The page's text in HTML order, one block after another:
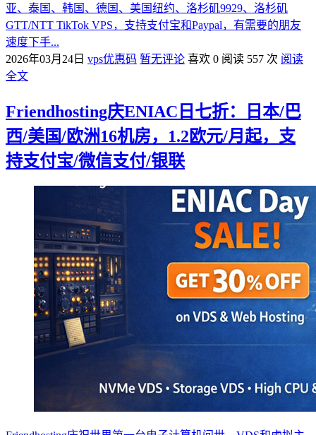
亚、泰国、韩国、德国、美国纽约、洛杉矶9929、洛杉矶
GTT/NTT TikTok VPS，支持支付宝和Paypal，有需要的朋友
速度下手...
2026年03月24日 vps优惠码 暂无评论 喜欢 0 阅读 557 次 阅读
全文
Friendhosting庆ENIAC日七折：日本/巴
西/美国/欧洲16机房，1.2欧元/月起，支
持支付宝/微信支付/银联